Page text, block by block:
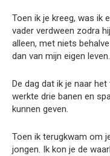
Toen ik je kreeg, was ik
vader verdween zodra
alleen, met niets
dan van mijn eigen leven.
De dag dat ik je naar
werkte drie banen en
kunnen geven.
Toen ik terugkwam om
jongen. Ik kon je de